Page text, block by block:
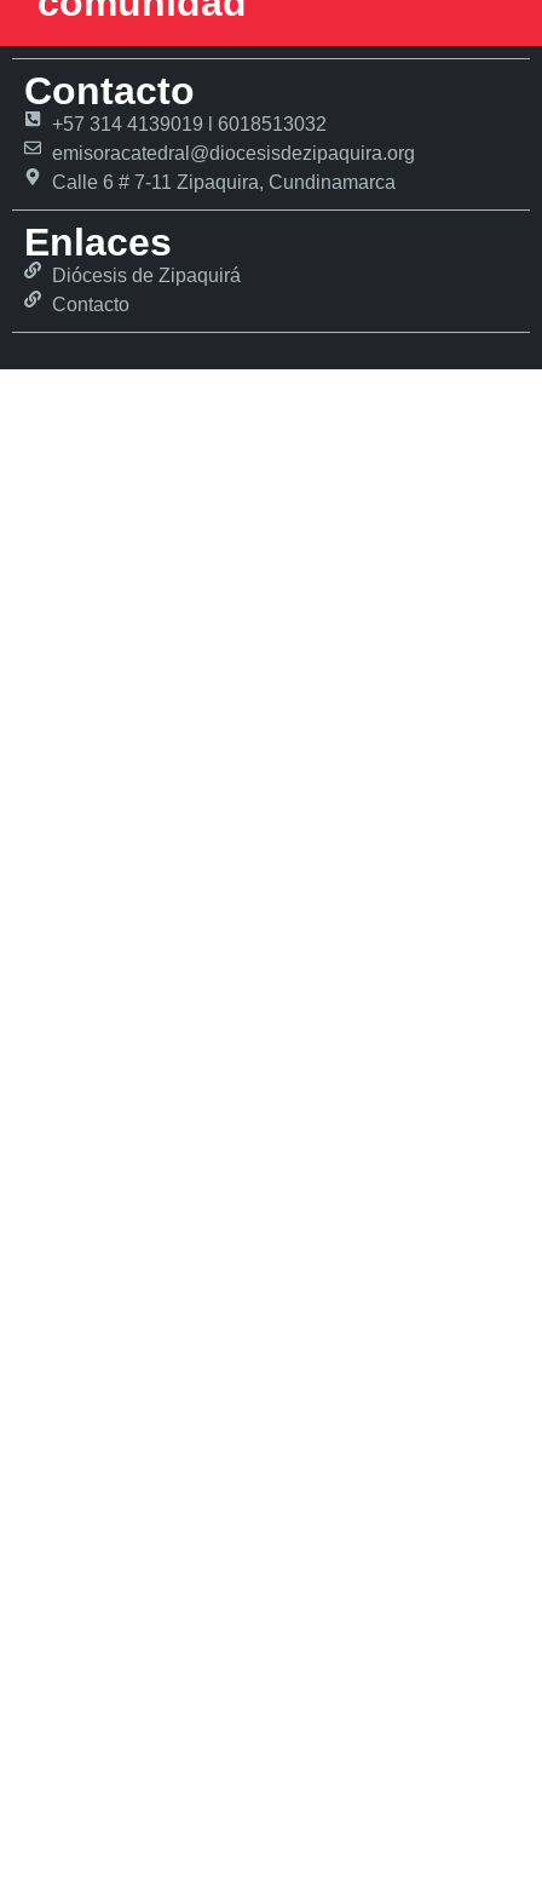
Contacto
+57 314 4139019 l 6018513032
emisoracatedral@diocesisdezipaquira.org
Calle 6 # 7-11 Zipaquira, Cundinamarca
Enlaces
Diócesis de Zipaquirá
Contacto